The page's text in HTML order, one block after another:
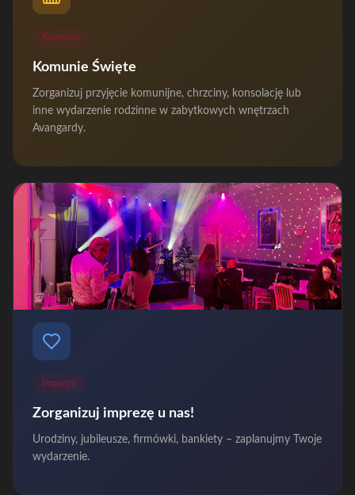
Komunie
Komunie Święte
Zorganizuj przyjęcie komunijne, chrzciny, konsolację lub
inne wydarzenie rodzinne w zabytkowych wnętrzach
Avangardy.
Imprezy
Zorganizuj imprezę u nas!
Urodziny, jubileusze, firmówki, bankiety – zaplanujmy Twoje
wydarzenie.